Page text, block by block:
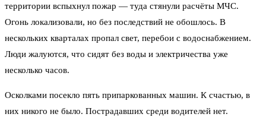
территории вспыхнул пожар — туда стянули расчёты МЧС.
Огонь локализовали, но без последствий не обошлось. В
нескольких кварталах пропал свет, перебои с водоснабжением.
Люди жалуются, что сидят без воды и электричества уже
несколько часов.
Осколками посекло пять припаркованных машин. К счастью, в
них никого не было. Пострадавших среди водителей нет.